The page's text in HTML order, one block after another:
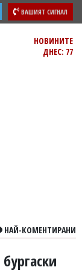
ВАШИЯТ СИГНАЛ
НОВИНИТЕ
ДНЕС: 77
НАЙ-КОМЕНТИРАНИ